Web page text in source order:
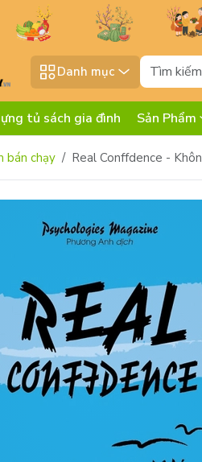
Danh mục
tủ sách gia đình Sản Phẩm
bán chạy Real Conffdence -